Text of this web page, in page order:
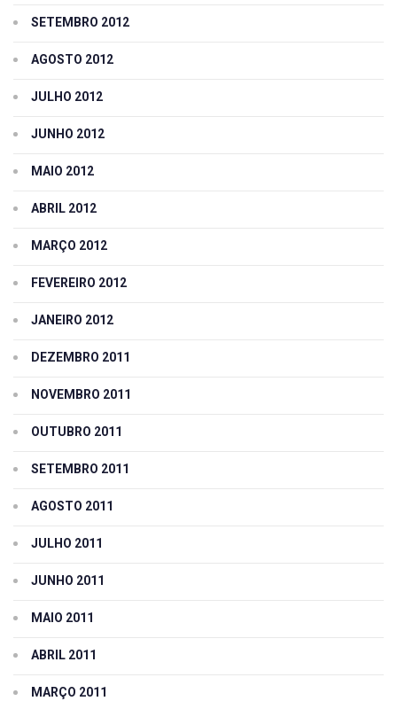
SETEMBRO 2012
AGOSTO 2012
JULHO 2012
JUNHO 2012
MAIO 2012
ABRIL 2012
MARÇO 2012
FEVEREIRO 2012
JANEIRO 2012
DEZEMBRO 2011
NOVEMBRO 2011
OUTUBRO 2011
SETEMBRO 2011
AGOSTO 2011
JULHO 2011
JUNHO 2011
MAIO 2011
ABRIL 2011
MARÇO 2011